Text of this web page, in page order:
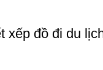
xếp đồ đi du